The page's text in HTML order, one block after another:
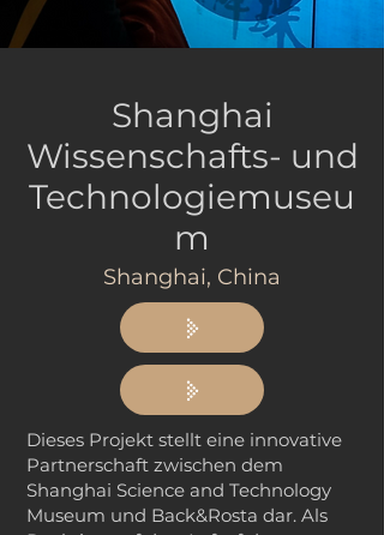
Shanghai
Wissenschafts- und
Technologiemuseu
m
Shanghai, China
Dieses Projekt stellt eine innovative
Partnerschaft zwischen dem
Shanghai Science and Technology
Museum und Back&Rosta dar. Als